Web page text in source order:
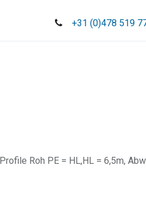
+31 (0)478 519
Roh PE = HL,HL = 6,5m,